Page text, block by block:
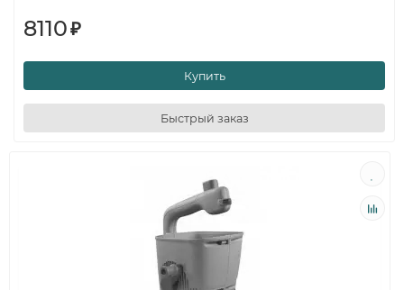
8110₽
Купить
Быстрый заказ